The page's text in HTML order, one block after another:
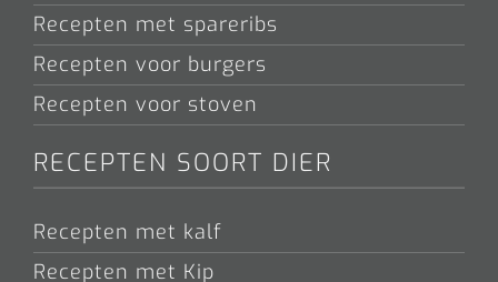
Recepten met spareribs
Recepten voor burgers
Recepten voor stoven
RECEPTEN SOORT DIER
Recepten met kalf
Recepten met Kip